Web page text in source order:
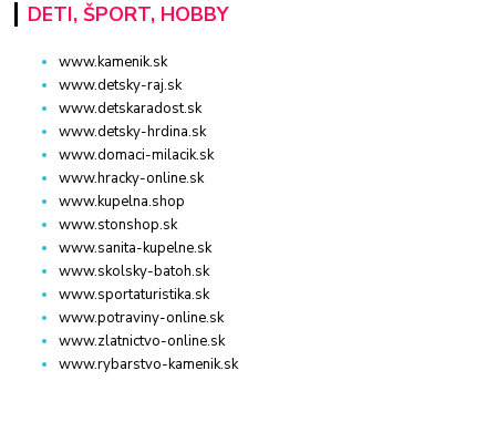
DETI, ŠPORT, HOBBY
www.kamenik.sk
www.detsky-raj.sk
www.detskaradost.sk
www.detsky-hrdina.sk
www.domaci-milacik.sk
www.hracky-online.sk
www.kupelna.shop
www.stonshop.sk
www.sanita-kupelne.sk
www.skolsky-batoh.sk
www.sportaturistika.sk
www.potraviny-online.sk
www.zlatnictvo-online.sk
www.rybarstvo-kamenik.sk